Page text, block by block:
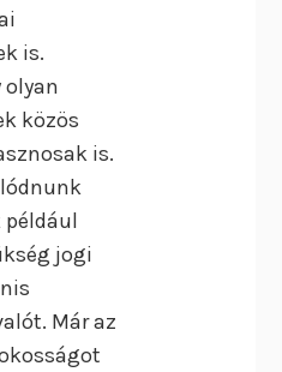
is.
közös
is.
jogi
Már az